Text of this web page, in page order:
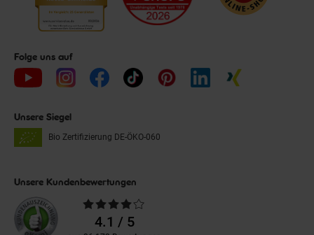
Folge uns auf
Unsere Siegel
Bio Zertifizierung DE-ÖKO-060
Unsere Kundenbewertungen
Durchschnittliche
Bewertungen4.1 / 5